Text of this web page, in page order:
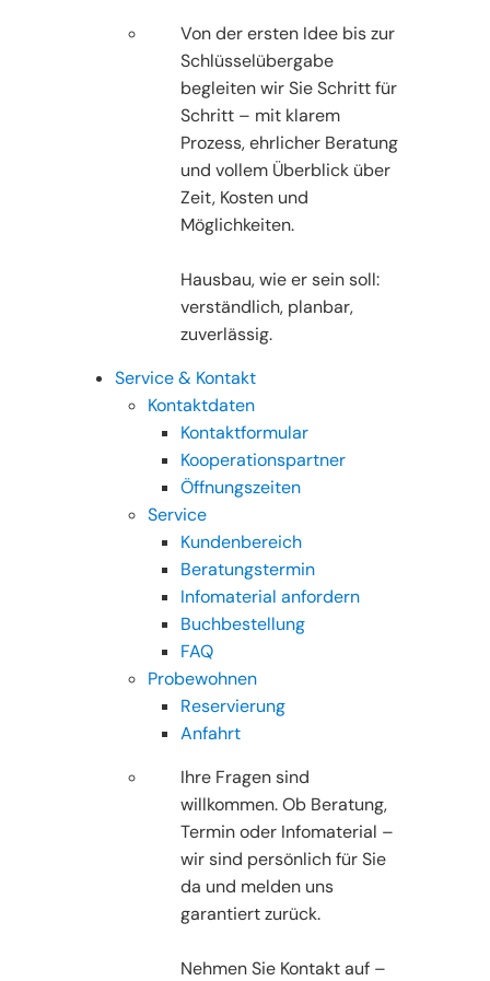
Von der ersten Idee bis zur
Schlüsselübergabe
begleiten wir Sie Schritt für
Schritt – mit klarem
Prozess, ehrlicher Beratung
und vollem Überblick über
Zeit, Kosten und
Möglichkeiten.
Hausbau, wie er sein soll:
verständlich, planbar,
zuverlässig.
Service & Kontakt
Kontaktdaten
Kontaktformular
Kooperationspartner
Öffnungszeiten
Service
Kundenbereich
Beratungstermin
Infomaterial anfordern
Buchbestellung
FAQ
Probewohnen
Reservierung
Anfahrt
Ihre Fragen sind
willkommen. Ob Beratung,
Termin oder Infomaterial –
wir sind persönlich für Sie
da und melden uns
garantiert zurück.
Nehmen Sie Kontakt auf –